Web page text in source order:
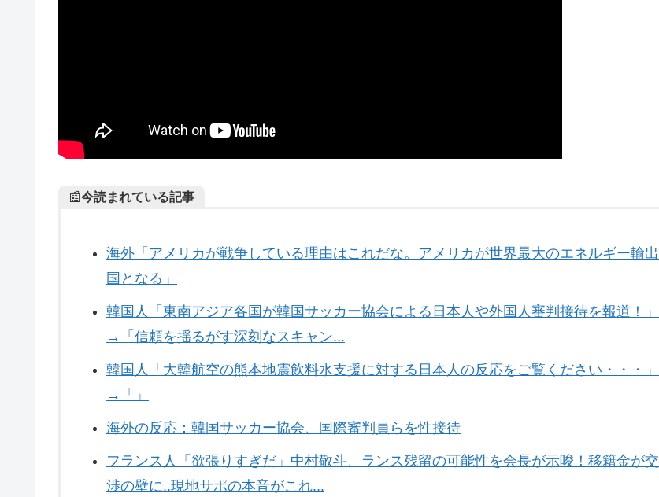
📰今読まれている記事
海外「アメリカが戦争している理由はこれだな。アメリカが世界最大のエネルギー輸出
国となる」
韓国人「東南アジア各国が韓国サッカー協会による日本人や外国人審判接待を報道！」
→「信頼を揺るがす深刻なスキャン...
韓国人「大韓航空の熊本地震飲料水支援に対する日本人の反応をご覧ください・・・」
→「」
海外の反応：韓国サッカー協会、国際審判員らを性接待
フランス人「欲張りすぎだ」中村敬斗、ランス残留の可能性を会長が示唆！移籍金が交
渉の壁に..現地サポの本音がこれ...